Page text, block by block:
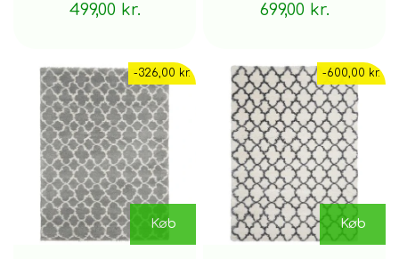
499,00 kr.
699,00 kr.
-326,00 kr.
Køb
-600,00 kr.
Køb